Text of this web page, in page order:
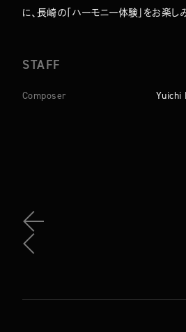
に、長崎の「ハーモニー体験」をお楽し
STAFF
Composer Yuichi